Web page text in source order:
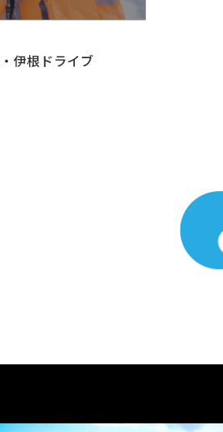
伊根ドライブ